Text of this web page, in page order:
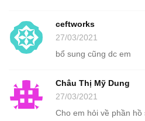
ceftworks
27/03/2021
bổ sung cũng dc em
Châu Thị Mỹ Dung
27/03/2021
Cho em hỏi về phần